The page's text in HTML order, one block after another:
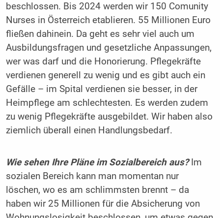
beschlossen. Bis 2024 werden wir 150 Comunity
Nurses in Österreich etablieren. 55 Millionen Euro
fließen dahinein. Da geht es sehr viel auch um
Ausbildungsfragen und gesetzliche Anpassungen,
wer was darf und die Honorierung. Pflegekräfte
verdienen generell zu wenig und es gibt auch ein
Gefälle – im Spital verdienen sie besser, in der
Heimpflege am schlechtesten. Es werden zudem
zu wenig Pflegekräfte ausgebildet. Wir haben also
ziemlich überall einen Handlungsbedarf.
Wie sehen Ihre Pläne im Sozialbereich aus? Im
sozialen Bereich kann man momentan nur
löschen, wo es am schlimmsten brennt – da
haben wir 25 Millionen für die Absicherung von